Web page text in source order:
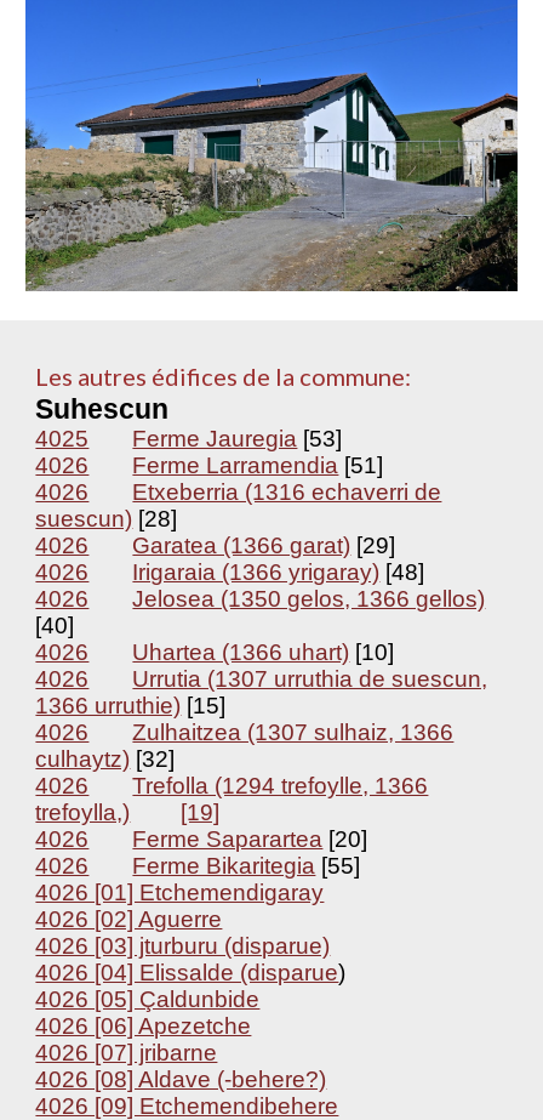
Les autres édifices de la commune:
Suhescun
4025 Ferme Jauregia [53]
4026
Ferme Larramendia [51]
4026
Etxeberria (1316 echaverri de
suescun) [28]
4026
Garatea (1366 garat) [29]
4026
Irigaraia (1366 yrigaray) [48]
4026
Jelosea (1350 gelos, 1366 gellos)
[40]
4026
Uhartea (1366 uhart) [10]
4026
Urrutia (1307 urruthia de suescun,
1366 urruthie) [15]
4026
Zulhaitzea (1307 sulhaiz, 1366
culhaytz) [32]
4026
Trefolla (1294 trefoylle, 1366
trefoylla,)
[19]
4026
Ferme Saparartea [20]
4026
Ferme Bikaritegia [55]
4026 [01] Etchemendigaray
4026 [02] Aguerre
4026 [03] jturburu (disparue)
4026 [04] Elissalde (disparue)
4026 [05] Çaldunbide
4026 [06] Apezetche
4026 [07] jribarne
4026 [08] Aldave (-behere?)
4026 [09] Etchemendibehere